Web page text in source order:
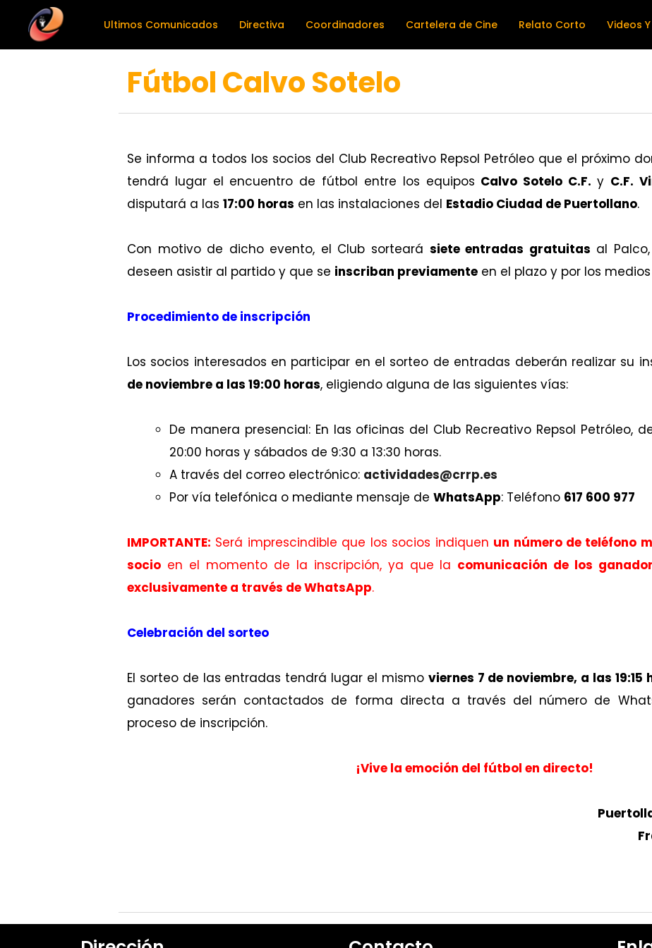
Ultimos Comunicados Directiva Coordinadores Cartelera de Cine Relato Corto Videos
Fútbol Calvo Sotelo
Se informa a todos los socios del Club Recreativo Repsol Petróleo que el próximo
tendrá lugar el encuentro de fútbol entre los equipos Calvo Sotelo C.F. y C.F.
disputará a las 17:00 horas en las instalaciones del Estadio Ciudad de Puertollano.
Con motivo de dicho evento, el Club sorteará siete entradas gratuitas al
deseen asistir al partido y que se inscriban previamente en el plazo y por los
Procedimiento de inscripción
Los socios interesados en participar en el sorteo de entradas deberán realizar su
de noviembre a las 19:00 horas, eligiendo alguna de las siguientes vías:
De manera presencial: En las oficinas del Club Recreativo Repsol Petróleo,
20:00 horas y sábados de 9:30 a 13:30 horas.
A través del correo electrónico: actividades@crrp.es
Por vía telefónica o mediante mensaje de WhatsApp: Teléfono 617 600 977
IMPORTANTE: Será imprescindible que los socios indiquen un número de teléfono
socio en el momento de la inscripción, ya que la comunicación de los
exclusivamente a través de WhatsApp.
Celebración del sorteo
El sorteo de las entradas tendrá lugar el mismo viernes 7 de noviembre, a las 19:15
ganadores serán contactados de forma directa a través del número de
proceso de inscripción.
¡Vive la emoción del fútbol en directo!